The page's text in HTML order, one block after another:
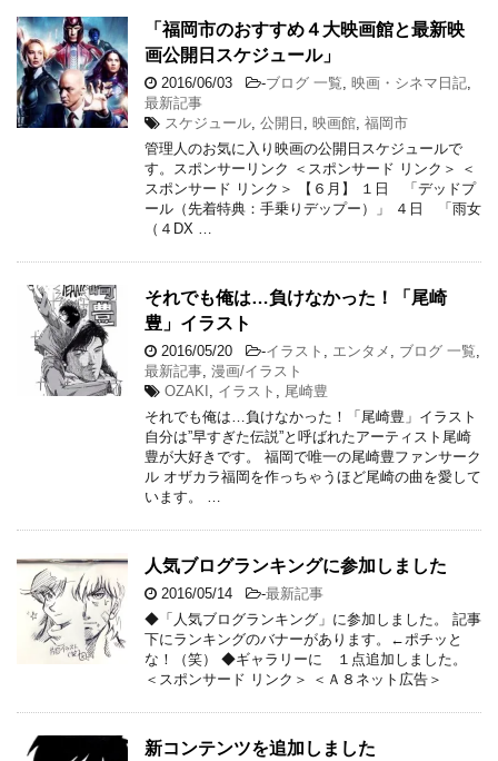
「福岡市のおすすめ４大映画館と最新映
画公開日スケジュール」
2016/06/03 -ブログ 一覧, 映画・シネマ日記,
最新記事
スケジュール, 公開日 , 映画館, 福岡市
管理人のお気に入り映画の公開日スケジュールで
す。スポンサーリンク ＜スポンサード リンク＞ ＜
スポンサード リンク＞ 【６月】 １日 「デッドプ
ール（先着特典：手乗りデップー）」 ４日 「雨女
（４DX …
それでも俺は…負けなかった！「尾崎
豊」イラスト
2016/05/20 -イラスト , エンタメ , ブログ 一覧,
最新記事, 漫画/イラスト
OZAKI , イラスト , 尾崎豊
それでも俺は…負けなかった！「尾崎豊」イラスト
自分は”早すぎた伝説”と呼ばれたアーティスト尾崎
豊が大好きです。 福岡で唯一の尾崎豊ファンサーク
ル オザカラ福岡を作っちゃうほど尾崎の曲を愛して
います。 …
人気ブログランキングに参加しました
2016/05/14 -最新記事
◆「人気ブログランキング」に参加しました。 記事
下にランキングのバナーがあります。←ポチッと
な！（笑） ◆ギャラリーに １点追加しました。
＜スポンサード リンク＞ ＜Ａ８ネット広告＞
新コンテンツを追加しました